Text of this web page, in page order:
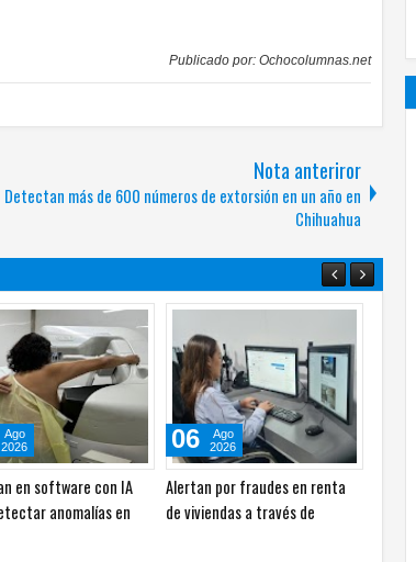
Publicado por: Ochocolumnas.net
Nota anteriror
Detectan más de 600 números de extorsión en un año en
Chihuahua
entre Nissan Versa y
Silverado deja
lesionadas
Ago
2026
Asesinan a hombre dentro de
su vivienda en la Ramón Reyes
06
Ago
2026